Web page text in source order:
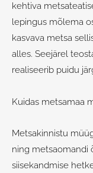
kehtiva
lepingus mõlema
kasvava metsa
alles. Seejärel
realiseerib puidu
Kuidas metsamaa
Metsakinnistu
ning metsaomandi
siisekandmise